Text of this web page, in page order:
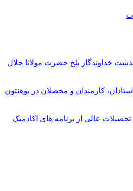
خداوندگار بلخ حضرت مولانا جلال
کارمندان و‌ محصلان در پوهنتون
تحصیلات عالی از برنامه های اکادمیک